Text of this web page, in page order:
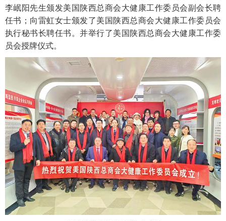
李岷阳先生颁发美国陕西总商会大健康工作委员会副会长聘
任书；向雷虹女士颁发了美国陕西总商会大健康工作委员会
执行秘书长聘任书。并举行了美国陕西总商会大健康工作委
员会授牌仪式。